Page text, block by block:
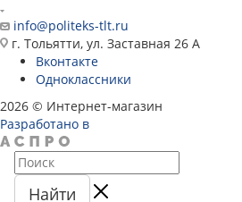
info@politeks-tlt.ru
г. Тольятти, ул. Заставная 26 А
Вконтакте
Одноклассники
2026 © Интернет-магазин
Разработано в
Найти